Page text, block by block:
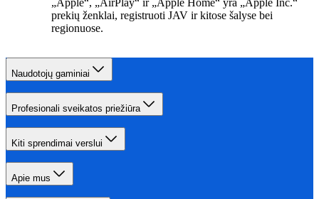
„Apple“, „AirPlay“ ir „Apple Home“ yra „Apple Inc.“
prekių ženklai, registruoti JAV ir kitose šalyse bei
regionuose.
Naudotojų gaminiai
Profesionali sveikatos priežiūra
Kiti sprendimai verslui
Apie mus